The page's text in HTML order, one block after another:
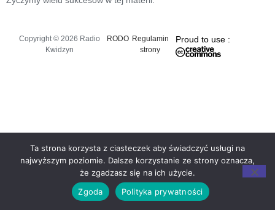
Copyright © 2026 Radio
Kwidzyn
RODO Regulamin
strony
Proud to use :
Ta strona korzysta z ciasteczek aby świadczyć usługi na
najwyższym poziomie. Dalsze korzystanie ze strony oznacza,
że zgadzasz się na ich użycie.
Zgoda
Polityka prywatności